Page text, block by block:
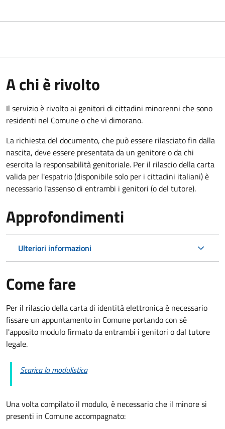
A chi è rivolto
Il servizio è rivolto ai genitori di cittadini minorenni che sono
residenti nel Comune o che vi dimorano.
La richiesta del documento, che può essere rilasciato fin dalla
nascita, deve essere presentata da un genitore o da chi
esercita la responsabilità genitoriale. Per il rilascio della carta
valida per l'espatrio (disponibile solo per i cittadini italiani) è
necessario l'assenso di entrambi i genitori (o del tutore).
Approfondimenti
Ulteriori informazioni
Come fare
Per il rilascio della carta di identità elettronica è necessario
fissare un appuntamento in Comune portando con sé
l'apposito modulo firmato da entrambi i genitori o dal tutore
legale.
Scarica la modulistica
Una volta compilato il modulo, è necessario che il minore si
presenti in Comune accompagnato: